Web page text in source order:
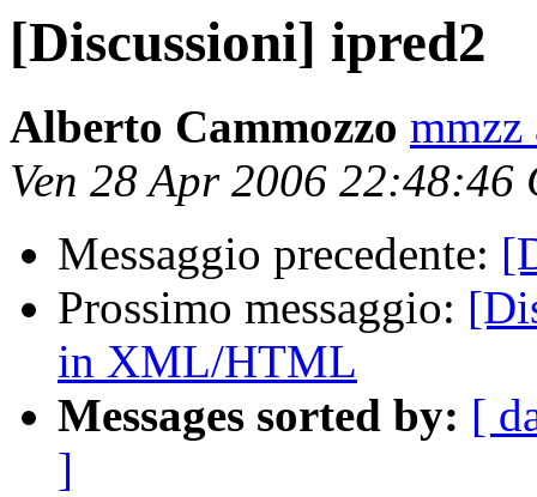
[Discussioni] ipred2
Alberto Cammozzo mmzz
Ven 28 Apr 2006 22:48:46
Messaggio precedente:
Prossimo messaggio:
in XML/HTML
Messages sorted by: [
]